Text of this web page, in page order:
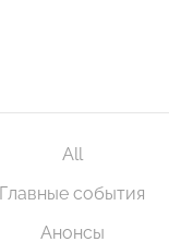
All
Главные события
Анонсы